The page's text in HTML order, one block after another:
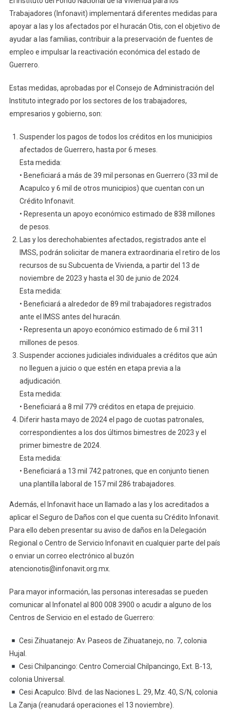
Trabajadores (Infonavit) implementará diferentes medidas para
apoyar a las y los afectados por el huracán Otis, con el objetivo de
ayudar a las familias, contribuir a la preservación de fuentes de
empleo e impulsar la reactivación económica del estado de
Guerrero.
Estas medidas, aprobadas por el Consejo de Administración del
Instituto integrado por los sectores de los trabajadores,
empresarios y gobierno, son:
Suspender los pagos de todos los créditos en los municipios
afectados de Guerrero, hasta por 6 meses.
Esta medida:
• Beneficiará a más de 39 mil personas en Guerrero (33 mil de
Acapulco y 6 mil de otros municipios) que cuentan con un
Crédito Infonavit.
• Representa un apoyo económico estimado de 838 millones
de pesos.
Las y los derechohabientes afectados, registrados ante el
IMSS, podrán solicitar de manera extraordinaria el retiro de los
recursos de su Subcuenta de Vivienda, a partir del 13 de
noviembre de 2023 y hasta el 30 de junio de 2024.
Esta medida:
• Beneficiará a alrededor de 89 mil trabajadores registrados
ante el IMSS antes del huracán.
• Representa un apoyo económico estimado de 6 mil 311
millones de pesos.
Suspender acciones judiciales individuales a créditos que aún
no lleguen a juicio o que estén en etapa previa a la
adjudicación.
Esta medida:
• Beneficiará a 8 mil 779 créditos en etapa de prejuicio.
Diferir hasta mayo de 2024 el pago de cuotas patronales,
correspondientes a los dos últimos bimestres de 2023 y el
primer bimestre de 2024.
Esta medida:
• Beneficiará a 13 mil 742 patrones, que en conjunto tienen
una plantilla laboral de 157 mil 286 trabajadores.
Además, el Infonavit hace un llamado a las y los acreditados a
aplicar el Seguro de Daños con el que cuenta su Crédito Infonavit.
Para ello deben presentar su aviso de daños en la Delegación
Regional o Centro de Servicio Infonavit en cualquier parte del país
o enviar un correo electrónico al buzón
atencionotis@infonavit.org.mx.
Para mayor información, las personas interesadas se pueden
comunicar al Infonatel al 800 008 3900 o acudir a alguno de los
Centros de Servicio en el estado de Guerrero:
Cesi Zihuatanejo: Av. Paseos de Zihuatanejo, no. 7, colonia
Hujal.
Cesi Chilpancingo: Centro Comercial Chilpancingo, Ext. B-13,
colonia Universal.
Cesi Acapulco: Blvd. de las Naciones L. 29, Mz. 40, S/N, colonia
La Zanja (reanudará operaciones el 13 noviembre).